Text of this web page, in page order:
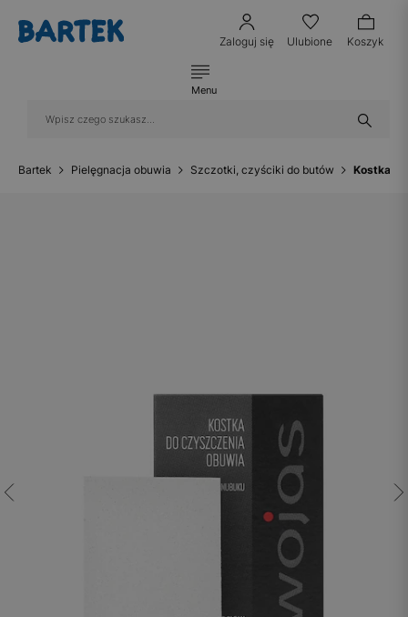
Zaloguj się Ulubione Koszyk
Menu
Bartek Pielęgnacja obuwia Szczotki, czyściki do butów Kostka